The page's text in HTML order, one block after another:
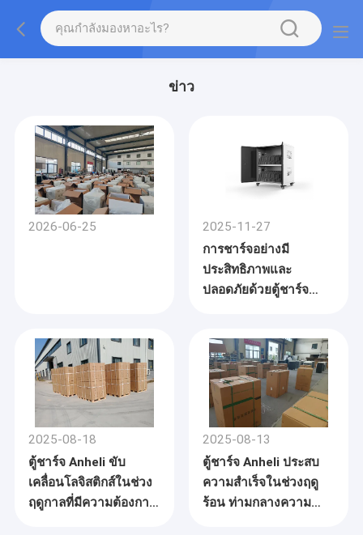
ข่าว
2026-06-25
2025-11-27
การชาร์จอย่างมี
ประสิทธิภาพและ
ปลอดภัยด้วยตู้ชาร์จ
2025-08-18
ตู้ชาร์จ Anheli ขับ
เคลื่อนโลจิสติกส์ในช่วง
ฤดูกาลที่มีความต้องการ
2025-08-13
ตู้ชาร์จ Anheli ประสบ
ความสำเร็จในช่วงฤดู
ร้อน ท่ามกลางความ